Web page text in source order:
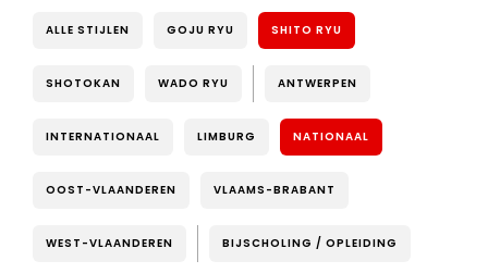
ALLE STIJLEN GOJU RYU SHITO RYU
SHOTOKAN WADO RYU ANTWERPEN
INTERNATIONAAL LIMBURG NATIONAAL
OOST-VLAANDEREN VLAAMS-BRABANT
WEST-VLAANDEREN BIJSCHOLING / OPLEIDING